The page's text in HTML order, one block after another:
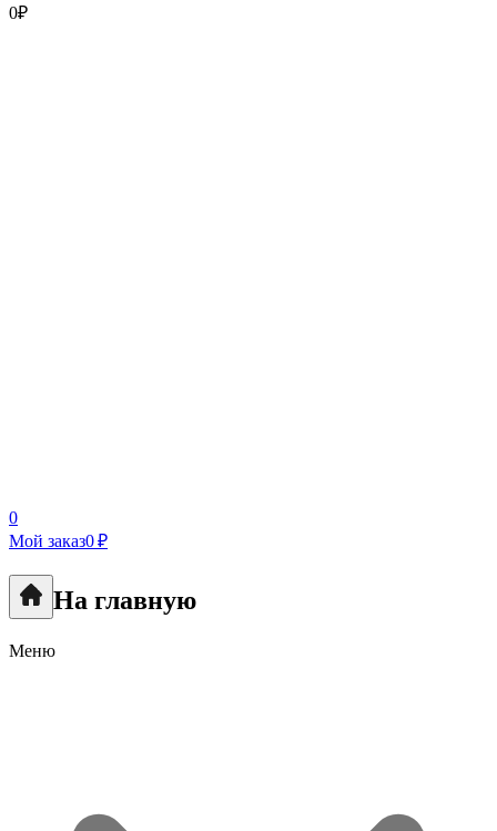
0₽
0
Мой заказ0 ₽
На главную
Меню